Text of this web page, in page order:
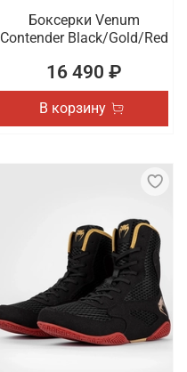
Боксерки Venum
Contender Black/Gold/Red
16 490 ₽
В корзину